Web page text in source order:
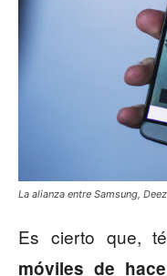
La alianza entre Samsung,
Es cierto que,
móviles de